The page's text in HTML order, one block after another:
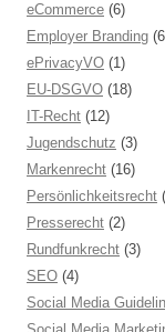
eCommerce (6)
Employer Branding
ePrivacyVO (1)
EU-DSGVO (18)
IT-Recht (12)
Jugendschutz (3)
Markenrecht (16)
Persönlichkeitsrecht
Presserecht (2)
Rundfunkrecht (3)
SEO (4)
Social Media